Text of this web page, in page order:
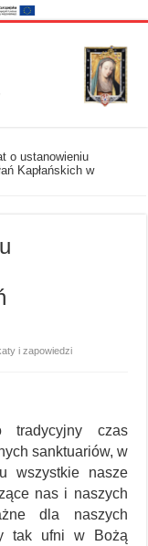
o ustanowieniu
Kapłańskich w
i zapowiedzi
czas
sanktuariów, w
wszystkie nasze
nas i naszych
dla naszych
tak ufni w Bożą